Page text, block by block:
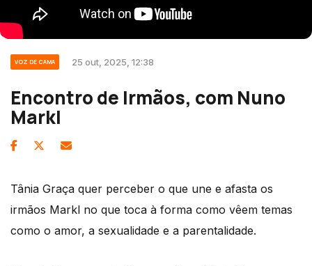
VOZ DE CAMA 25 out, 2025, 12:38
Encontro de Irmãos, com Nuno
Markl
Tânia Graça quer perceber o que une e afasta os
irmãos Markl no que toca à forma como vêem temas
como o amor, a sexualidade e a parentalidade.